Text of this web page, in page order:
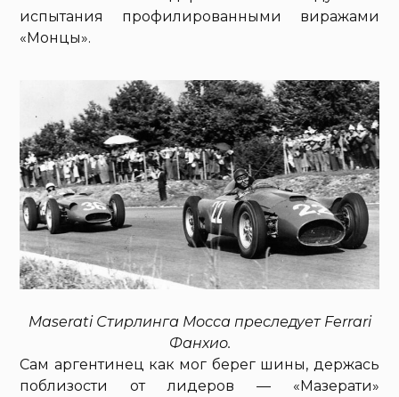
испытания профилированными виражами
«Монцы».
Maserati Стирлинга Мосса преследует Ferrari
Фанхио.
Сам аргентинец как мог берег шины, держась
поблизости от лидеров — «Мазерати»